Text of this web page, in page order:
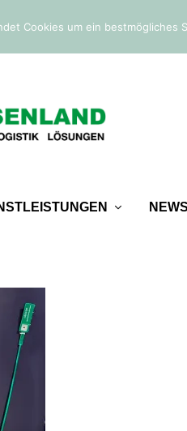
NEWS
Cookies um ein bestmögliches